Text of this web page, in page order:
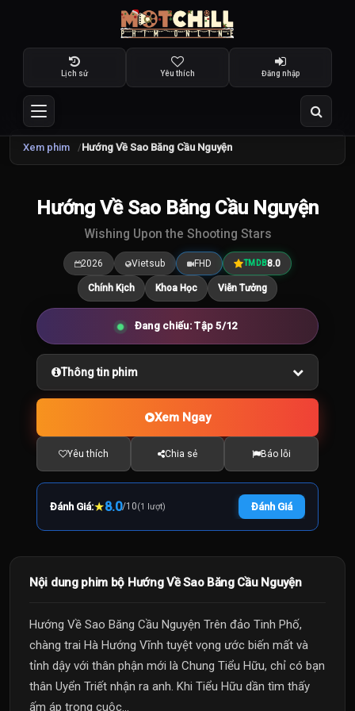
Lịch sử Yêu thích Đăng nhập
Xem phim Hướng Về Sao Băng Cầu Nguyện
8.0/10
Hướng Về Sao Băng Cầu Nguyện
Wishing Upon the Shooting Stars
2026 Vietsub FHD TMDB8.0
Chính Kịch Khoa Học Viễn Tưởng
Đang chiếu: Tập 5/12
Thông tin phim
Xem Ngay
Yêu thích Chia sẻ Báo lỗi
Đánh Giá:★8.0/10(1 lượt) Đánh Giá
Nội dung phim bộ Hướng Về Sao Băng Cầu Nguyện
Hướng Về Sao Băng Cầu Nguyện Trên đảo Tinh Phố,
chàng trai Hà Hướng Vĩnh tuyệt vọng ước biến mất và
tỉnh dậy với thân phận mới là Chung Tiểu Hữu, chỉ có bạn
thân Uyển Triết nhận ra anh. Khi Tiểu Hữu dần tìm thấy
ấm áp trong cuộc...